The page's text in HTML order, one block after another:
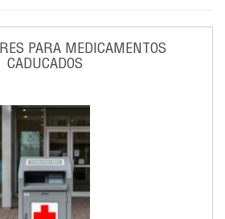
PARA MEDICAMENTOS
CADUCADOS